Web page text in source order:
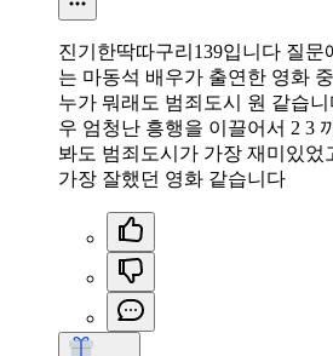
진기한딱따구리139입니다 질문
는 마동석 배우가 출연한 영화
누가 뭐래도 범죄도시 원 같습
우 엄청난 흥행을 이끌어서 2 3
봐도 범죄도시가 가장 재미있었
가장 잘했던 영화 같습니다